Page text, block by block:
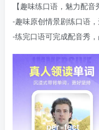
【趣味练口语，魅力配音
-趣味原创情景剧练口语
-练完口语可完成配音秀